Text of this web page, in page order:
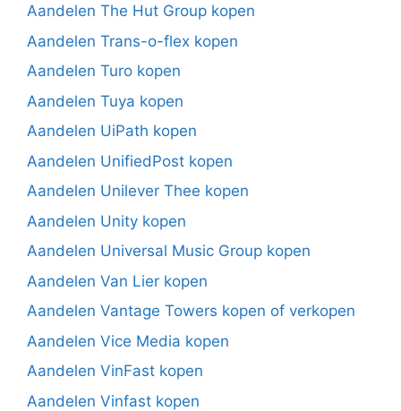
Aandelen The Hut Group kopen
Aandelen Trans-o-flex kopen
Aandelen Turo kopen
Aandelen Tuya kopen
Aandelen UiPath kopen
Aandelen UnifiedPost kopen
Aandelen Unilever Thee kopen
Aandelen Unity kopen
Aandelen Universal Music Group kopen
Aandelen Van Lier kopen
Aandelen Vantage Towers kopen of verkopen
Aandelen Vice Media kopen
Aandelen VinFast kopen
Aandelen Vinfast kopen